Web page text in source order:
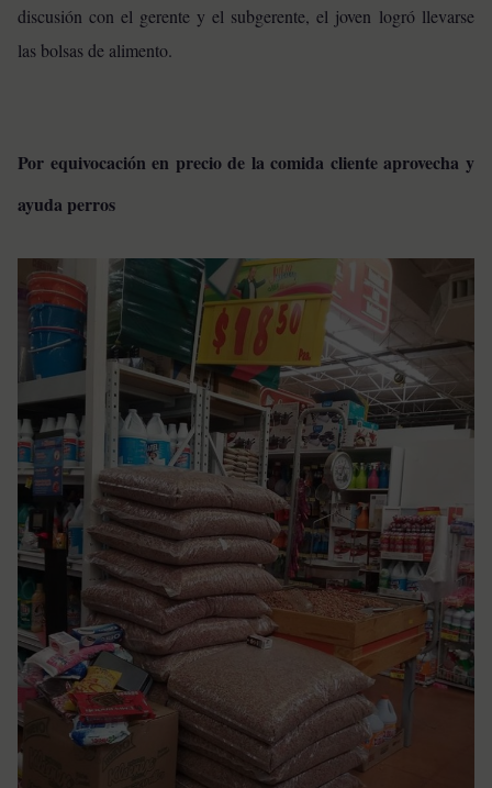
discusión con el gerente y el subgerente, el joven logró llevarse
las bolsas de alimento.
Por equivocación en precio de la comida cliente aprovecha y
ayuda perros